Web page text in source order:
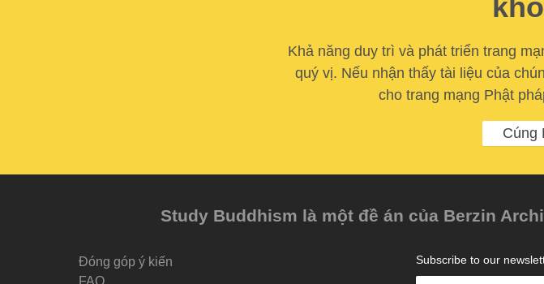
Khả năng duy trì và phát triển trang
quý vị. Nếu nhận thấy tài liệu của
cho trang mạng Phật
Cúng
Study Buddhism là một đề án của Berzin
Đóng góp ý kiến
FAQ
Subscribe to our